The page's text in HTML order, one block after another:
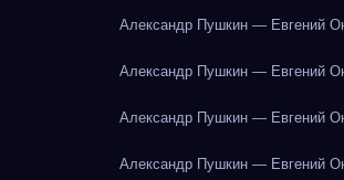
Александр Пушкин — Евгений
Александр Пушкин — Евгений
Александр Пушкин — Евгений
Александр Пушкин — Евгений